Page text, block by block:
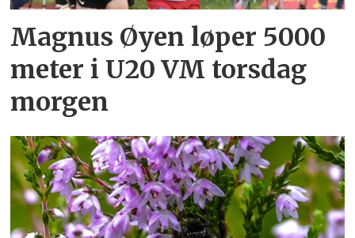
Magnus Øyen løper 5000
meter i U20 VM torsdag
morgen